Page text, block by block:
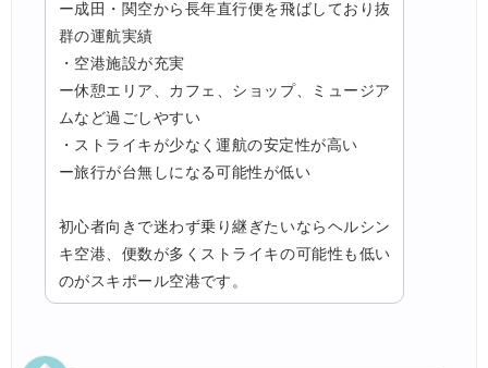
ー成田・関空から長年直行便を飛ばしており抜
群の運航実績
・空港施設が充実
ー休憩エリア、カフェ、ショップ、ミュージア
ムなど過ごしやすい
・ストライキが少なく運航の安定性が高い
ー旅行が台無しになる可能性が低い
初心者向きで迷わず乗り継ぎたいならヘルシン
キ空港、便数が多くストライキの可能性も低い
のがスキポール空港です。